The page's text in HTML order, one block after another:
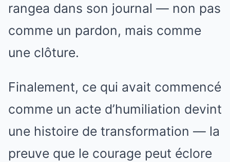
rangea dans son journal — non pas
comme un pardon, mais comme
une clôture.
Finalement, ce qui avait commencé
comme un acte d’humiliation devint
une histoire de transformation — la
preuve que le courage peut éclore